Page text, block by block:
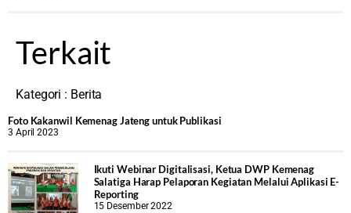
Terkait
Kategori : Berita
Foto Kakanwil Kemenag Jateng untuk Publikasi
3 April 2023
Ikuti Webinar Digitalisasi, Ketua DWP Kemenag
Salatiga Harap Pelaporan Kegiatan Melalui Aplikasi E-
Reporting
15 Desember 2022